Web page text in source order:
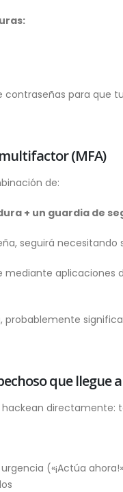
contraseñas para que
(MFA)
de:
+ un guardia de
seguirá
mediante
probablemente
que llegue
directamente:
(«¡Actúa